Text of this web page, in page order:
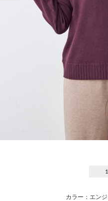
1
カラー：エンジ